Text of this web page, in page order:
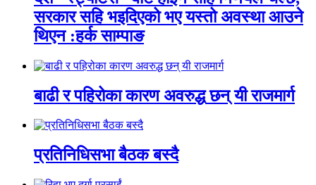
सरकार सहि भइदिएको भए यस्तो अवस्था आउने
थिएन :हर्क साम्पाङ
बाढी र पहिरोका कारण अवरुद्ध छन् यी राजमार्ग
प्रतिनिधिसभा बैठक बस्दै